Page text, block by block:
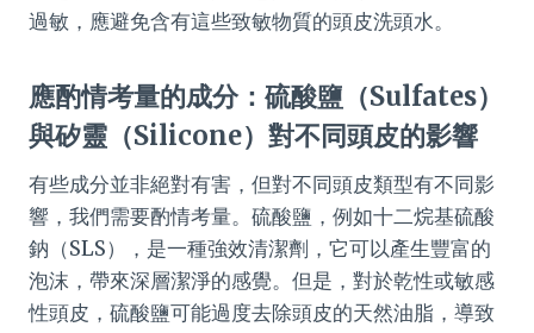
過敏，應避免含有這些致敏物質的頭皮洗頭水。
應酌情考量的成分：硫酸鹽（Sulfates）
與矽靈（Silicone）對不同頭皮的影響
有些成分並非絕對有害，但對不同頭皮類型有不同影
響，我們需要酌情考量。硫酸鹽，例如十二烷基硫酸
鈉（SLS），是一種強效清潔劑，它可以產生豐富的
泡沫，帶來深層潔淨的感覺。但是，對於乾性或敏感
性頭皮，硫酸鹽可能過度去除頭皮的天然油脂，導致